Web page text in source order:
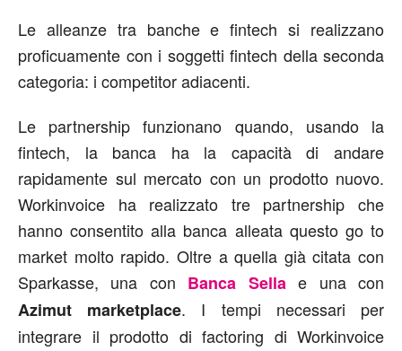
Le alleanze tra banche e fintech si realizzano
proficuamente con i soggetti fintech della seconda
categoria: i competitor adiacenti.
Le partnership funzionano quando, usando la
fintech, la banca ha la capacità di andare
rapidamente sul mercato con un prodotto nuovo.
Workinvoice ha realizzato tre partnership che
hanno consentito alla banca alleata questo go to
market molto rapido. Oltre a quella già citata con
Sparkasse, una con Banca Sella e una con
Azimut marketplace. I tempi necessari per
integrare il prodotto di factoring di Workinvoice